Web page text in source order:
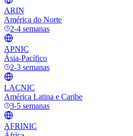
ARIN
América do Norte
2-4 semanas
APNIC
Ásia-Pacífico
2-3 semanas
LACNIC
América Latina e Caribe
3-5 semanas
AFRINIC